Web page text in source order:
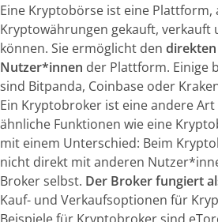
Eine Kryptobörse ist eine Plattform,
Kryptowährungen gekauft, verkauft
können. Sie ermöglicht den direkten
Nutzer*innen der Plattform. Einige
sind Bitpanda, Coinbase oder
Ein Kryptobroker ist eine andere
ähnliche Funktionen wie eine
mit einem Unterschied: Beim
nicht direkt mit anderen
Broker selbst. Der Broker fungiert
Kauf- und Verkaufsoptionen für